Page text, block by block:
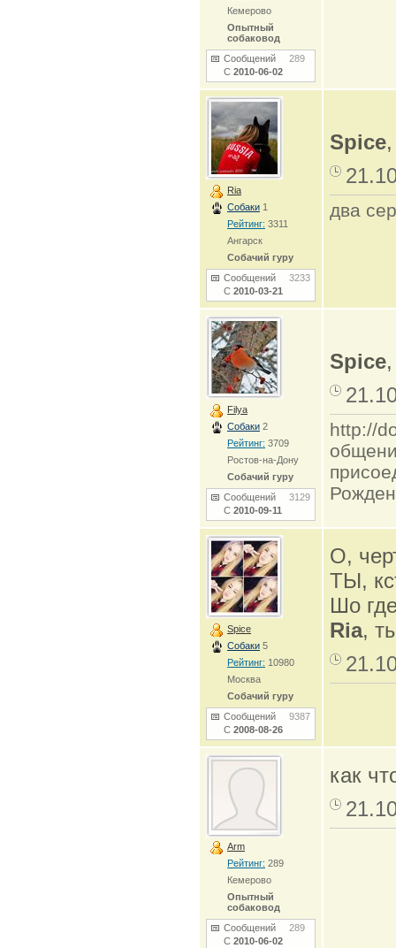
Кемерово
Опытный
собаковод
Сообщений 289
С 2010-06-02
Ria
Собаки 1
Рейтинг: 3311
Ангарск
Собачий гуру
Сообщений 3233
С 2010-03-21
Spice
два
Filya
Собаки 2
Рейтинг: 3709
Ростов-на-Дону
Собачий гуру
Сообщений 3129
С 2010-09-11
Spice
http://
Spice
Собаки 5
Рейтинг: 10980
Москва
Собачий гуру
Сообщений 9387
С 2008-08-26
О,
ТЫ,
Шо
Ria,
Arm
Рейтинг: 289
Кемерово
Опытный
собаковод
Сообщений 289
С 2010-06-02
как